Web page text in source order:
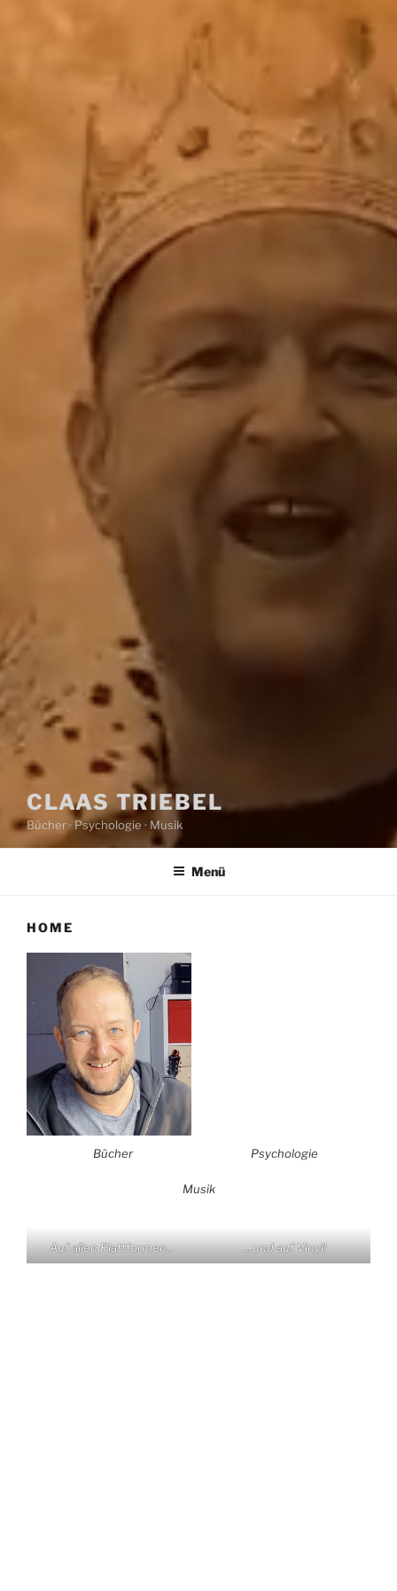
CLAAS TRIEBEL
Bücher · Psychologie · Musik
Menü
HOME
Bücher Psychologie
Musik
Auf allen Plattformen… …und auf Vinyl!